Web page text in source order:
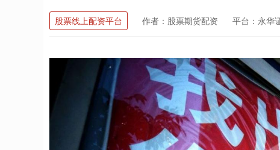
股票线上配资平台 作者：股票期货配资 平台：永华